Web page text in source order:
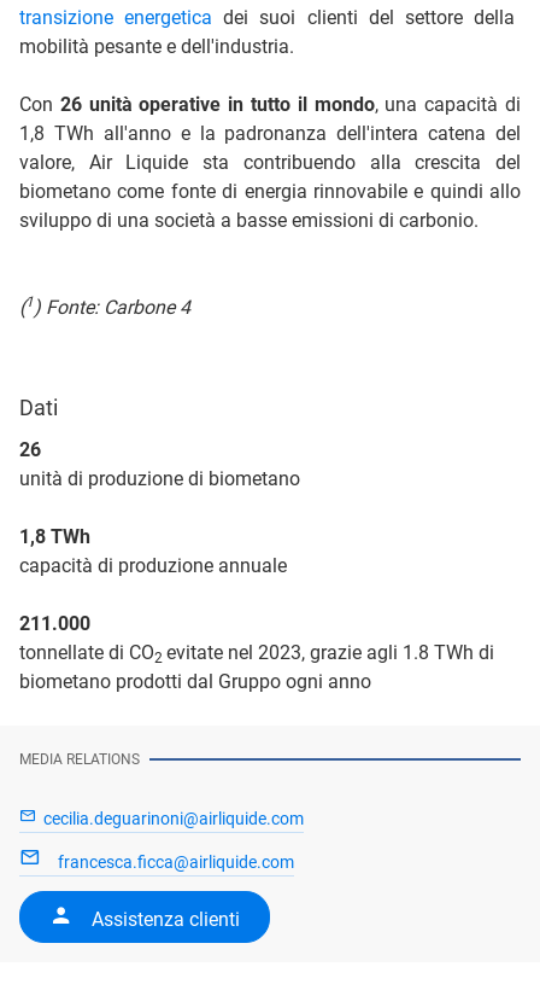
transizione energetica dei suoi clienti del settore della
mobilità pesante e dell'industria.
Con 26 unità operative in tutto il mondo, una capacità di
1,8 TWh all'anno e la padronanza dell'intera catena del
valore, Air Liquide sta contribuendo alla crescita del
biometano come fonte di energia rinnovabile e quindi allo
sviluppo di una società a basse emissioni di carbonio.
(1) Fonte: Carbone 4
Dati
26
unità di produzione di biometano
1,8 TWh
capacità di produzione annuale
211.000
tonnellate di CO2 evitate nel 2023, grazie agli 1.8 TWh di
biometano prodotti dal Gruppo ogni anno
MEDIA RELATIONS
cecilia.deguarinoni@airliquide.com
francesca.ficca@airliquide.com
Assistenza clienti